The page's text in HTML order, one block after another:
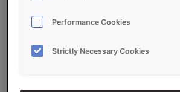
Ingrediënten
Performance Cookies
Strictly Necessary Cookies